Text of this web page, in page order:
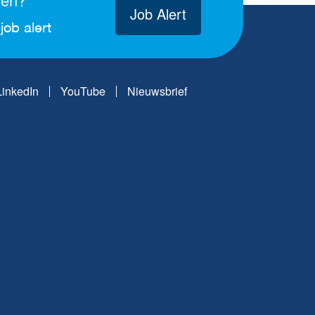
alert
Job Alert
YouTube Nieuwsbrief